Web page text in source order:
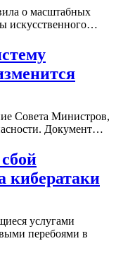
о масштабных
искусственного…
Совета Министров,
Документ…
кибератаки
услугами
перебоями в